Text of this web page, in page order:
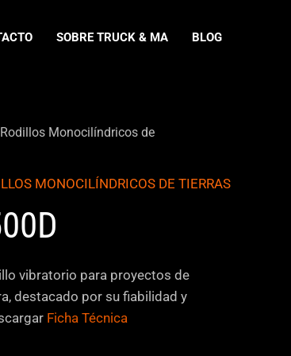
SOBRE TRUCK & MA BLOG
Rodillos Monocilíndricos de
MONOCILÍNDRICOS DE TIERRAS
vibratorio para proyectos de
destacado por su fiabilidad y
Ficha Técnica